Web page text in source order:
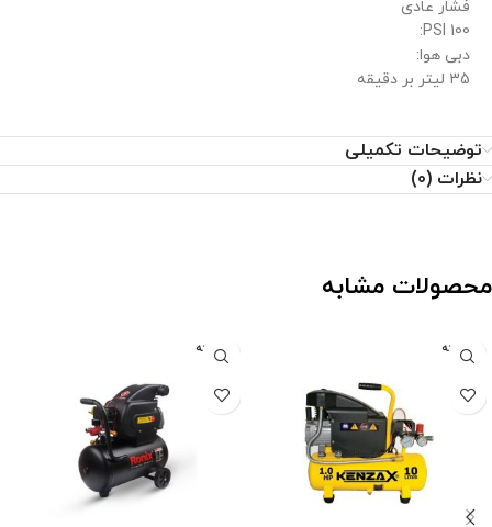
فشار عادی
100 PSI:
دبی هوا:
35 لیتر بر دقیقه
توضیحات تکمیلی
نظرات (0)
محصولات مشابه
فروخته
شده
فروخته
شده